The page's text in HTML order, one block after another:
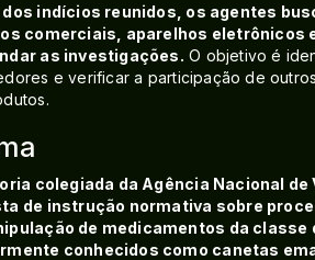
dos indícios reunidos, os agentes
comerciais, aparelhos eletrônicos
as investigações. O objetivo é
e verificar a participação de
colegiada da Agência Nacional
de instrução normativa sobre
de medicamentos da classe
conhecidos como canetas